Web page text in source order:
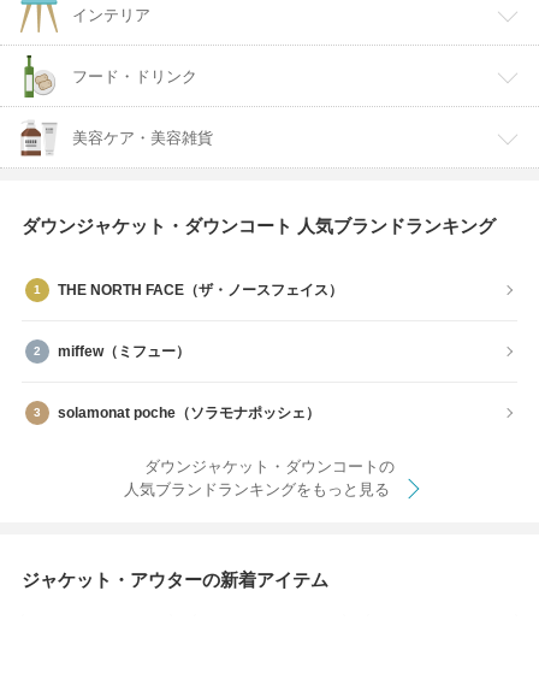
インテリア
フード・ドリンク
美容ケア・美容雑貨
ダウンジャケット・ダウンコート 人気ブランドランキング
THE NORTH FACE（ザ・ノースフェイス）
miffew（ミフュー）
solamonat poche（ソラモナポッシェ）
ダウンジャケット・ダウンコートの
人気ブランドランキングをもっと見る
ジャケット・アウターの新着アイテム